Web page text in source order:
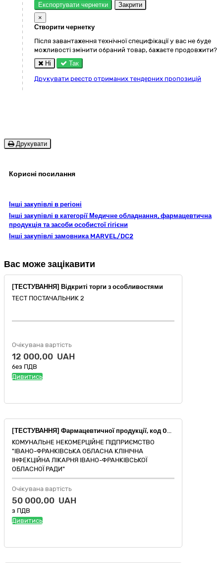
Експортувати чернетки
Закрити
×
Створити чернетку
Після завантаження технічної специфікації у вас не буде
можливості змінити обраний товар, бажаєте продовжити?
Ні
Так
Друкувати реєстр отриманих тендерних пропозицій
Друкувати
Корисні посилання
Інші закупівлі в регіоні
Інші закупівлі в категорії Медичне обладнання, фармацевтична
продукція та засоби особистої гігієни
Інші закупівлі замовника MARVEL/DC2
Вас може зацікавити
[ТЕСТУВАННЯ] Відкриті торги з особливостями
ТЕСТ ПОСТАЧАЛЬНИК 2
Очікувана вартість
12 000,00 UAH
без ПДВ
Дивитись
[ТЕСТУВАННЯ] Фармацевтичної продукції, код 021:2015:33600000-6 - Фармацевтична продукція
КОМУНАЛЬНЕ НЕКОМЕРЦІЙНЕ ПІДПРИЄМСТВО
"ІВАНО-ФРАНКІВСЬКА ОБЛАСНА КЛІНІЧНА
ІНФЕКЦІЙНА ЛІКАРНЯ ІВАНО-ФРАНКІВСЬКОЇ
ОБЛАСНОЇ РАДИ"
Очікувана вартість
50 000,00 UAH
з ПДВ
Дивитись